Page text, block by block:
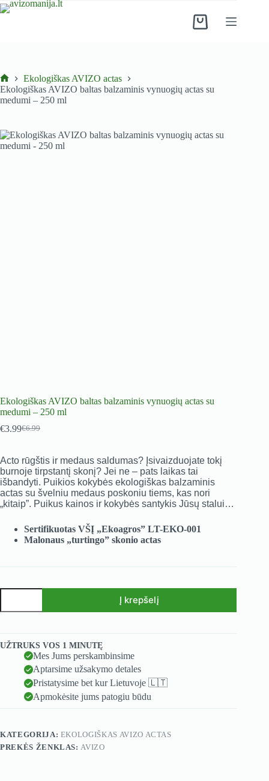
Skip
to
Shopping
Pradinis
Ekologiškas AVIZO actas
Ekologiškas AVIZO baltas balzaminis vynuogių actas su
medumi – 250 ml
Ekologiškas AVIZO baltas balzaminis vynuogių actas su
medumi – 250 ml
€6.99
Original
was:
€6.99.
€3.99Current
€3.99.
Acto rūgštis ir medaus saldumas? Įsivaizduojate tokį
burnoje tirpstantį skonį? Jei ne – pats laikas tai
išbandyti. Puikios kokybės ekologiškas balzaminis
actas su švelniu medaus poskoniu tiems, kas nori
„kitaip”. Puikus kainos ir kokybės santykis Jūsų stalui…
Sertifikuotas VŠĮ „Ekoagros” LT-EKO-001
Malonaus „turtingo” skonio actas
produkto
Ekologiškas
balzaminis
vynuogių
medumi
Į krepšelį
e
:
UŽTRUKS VOS 1 MINUTĘ
Mes Jums perskambinsime
Aptarsime užsakymo detales
Pristatysime bet kur Lietuvoje 🇱🇹
Apmokėsite jums patogiu būdu
KATEGORIJA: EKOLOGIŠKAS AVIZO ACTAS
PREKĖS ŽENKLAS: AVIZO